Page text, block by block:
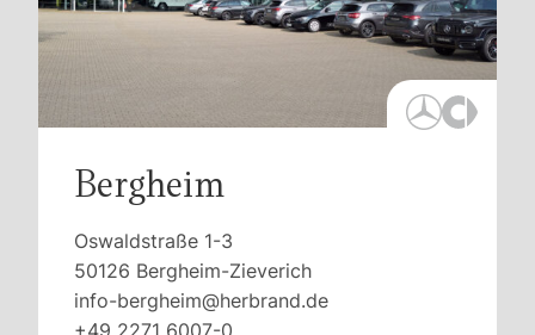
Bergheim
Oswaldstraße 1-3
50126 Bergheim-Zieverich
info-bergheim@herbrand.de
+49 2271 6007-0